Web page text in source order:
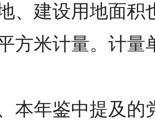
、建设用地面积
方米计量。计量
本年鉴中提及的